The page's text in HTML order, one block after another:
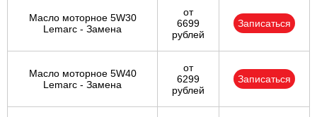
Масло моторное 5W30
Lemarc - Замена
от
6699
рублей
Записаться
Масло моторное 5W40
Lemarc - Замена
от
6299
рублей
Записаться